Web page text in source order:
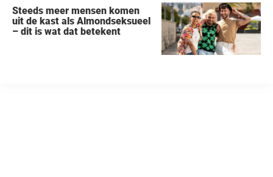
Steeds meer mensen komen
uit de kast als Almondseksueel
– dit is wat dat betekent